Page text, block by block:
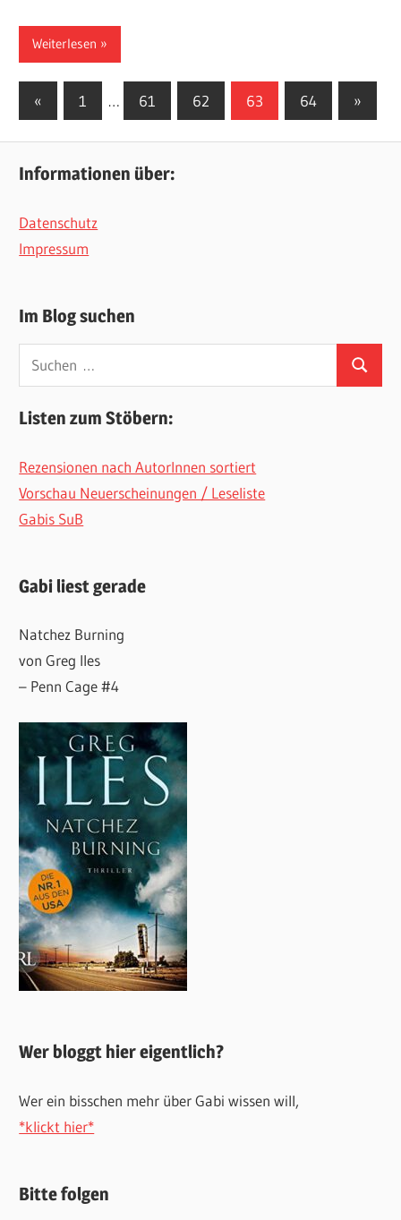
Weiterlesen
Seitennummerierung
Beiträge
« Vorherige
Beiträge
1 … 61 62 63 64 »
Informationen über:
Datenschutz
Impressum
Im Blog suchen
Suchen
nach:
Suchen
Listen zum Stöbern:
Rezensionen nach AutorInnen sortiert
Vorschau Neuerscheinungen / Leseliste
Gabis SuB
Gabi liest gerade
Natchez Burning
von Greg Iles
– Penn Cage #4
Wer bloggt hier eigentlich?
Wer ein bisschen mehr über Gabi wissen will,
*klickt hier*
Bitte folgen